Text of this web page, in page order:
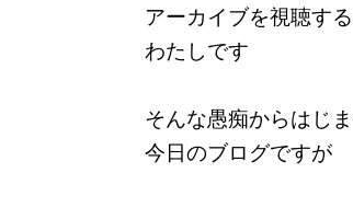
アーカイブを視聴す
わたしです
そんな愚痴からはじ
今日のブログですが